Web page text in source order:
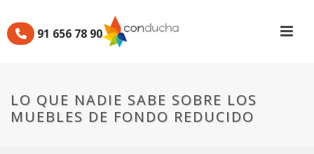
91 656 78 90
LO QUE NADIE SABE SOBRE LOS
MUEBLES DE FONDO REDUCIDO